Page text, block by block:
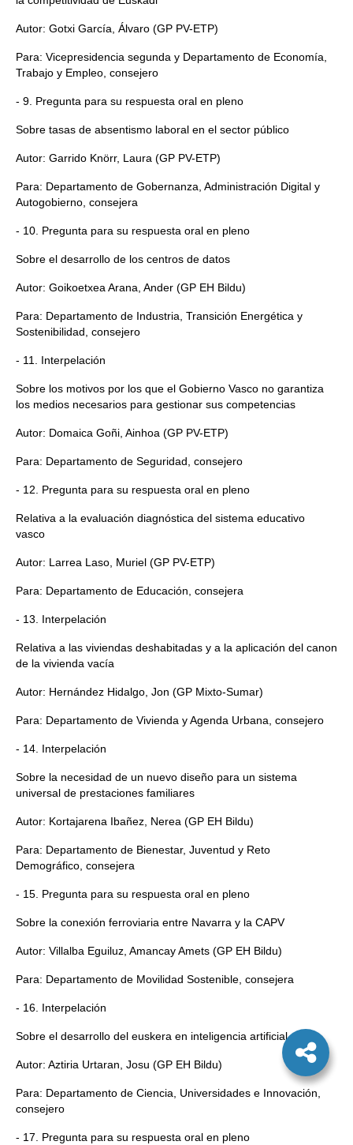
Autor: Gotxi García, Álvaro (GP PV-ETP)
Para: Vicepresidencia segunda y Departamento de Economía,
Trabajo y Empleo, consejero
- 9. Pregunta para su respuesta oral en pleno
Sobre tasas de absentismo laboral en el sector público
Autor: Garrido Knörr, Laura (GP PV-ETP)
Para: Departamento de Gobernanza, Administración Digital y
Autogobierno, consejera
- 10. Pregunta para su respuesta oral en pleno
Sobre el desarrollo de los centros de datos
Autor: Goikoetxea Arana, Ander (GP EH Bildu)
Para: Departamento de Industria, Transición Energética y
Sostenibilidad, consejero
- 11. Interpelación
Sobre los motivos por los que el Gobierno Vasco no garantiza
los medios necesarios para gestionar sus competencias
Autor: Domaica Goñi, Ainhoa (GP PV-ETP)
Para: Departamento de Seguridad, consejero
- 12. Pregunta para su respuesta oral en pleno
Relativa a la evaluación diagnóstica del sistema educativo
vasco
Autor: Larrea Laso, Muriel (GP PV-ETP)
Para: Departamento de Educación, consejera
- 13. Interpelación
Relativa a las viviendas deshabitadas y a la aplicación del canon
de la vivienda vacía
Autor: Hernández Hidalgo, Jon (GP Mixto-Sumar)
Para: Departamento de Vivienda y Agenda Urbana, consejero
- 14. Interpelación
Sobre la necesidad de un nuevo diseño para un sistema
universal de prestaciones familiares
Autor: Kortajarena Ibañez, Nerea (GP EH Bildu)
Para: Departamento de Bienestar, Juventud y Reto
Demográfico, consejera
- 15. Pregunta para su respuesta oral en pleno
Sobre la conexión ferroviaria entre Navarra y la CAPV
Autor: Villalba Eguiluz, Amancay Amets (GP EH Bildu)
Para: Departamento de Movilidad Sostenible, consejera
- 16. Interpelación
Sobre el desarrollo del euskera en inteligencia artificial
Autor: Aztiria Urtaran, Josu (GP EH Bildu)
Para: Departamento de Ciencia, Universidades e Innovación,
consejero
- 17. Pregunta para su respuesta oral en pleno